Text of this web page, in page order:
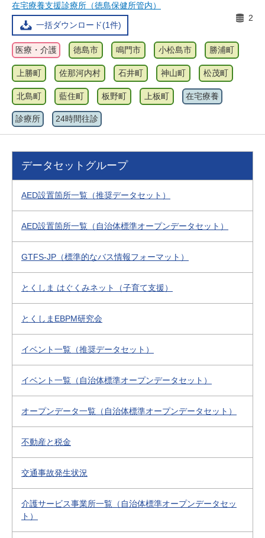
在宅療養支援診療所（徳島保健所管内）
一括ダウンロード(1件)
2
医療・介護 徳島市 鳴門市 小松島市 勝浦町
上勝町 佐那河内村 石井町 神山町 松茂町
北島町 藍住町 板野町 上板町 在宅療養
診療所 24時間往診
データセットグループ
AED設置箇所一覧（推奨データセット）
AED設置箇所一覧（自治体標準オープンデータセット）
GTFS-JP（標準的なバス情報フォーマット）
とくしま はぐくみネット（子育て支援）
とくしまEBPM研究会
イベント一覧（推奨データセット）
イベント一覧（自治体標準オープンデータセット）
オープンデータ一覧（自治体標準オープンデータセット）
不動産と税金
交通事故発生状況
介護サービス事業所一覧（自治体標準オープンデータセッ
ト）